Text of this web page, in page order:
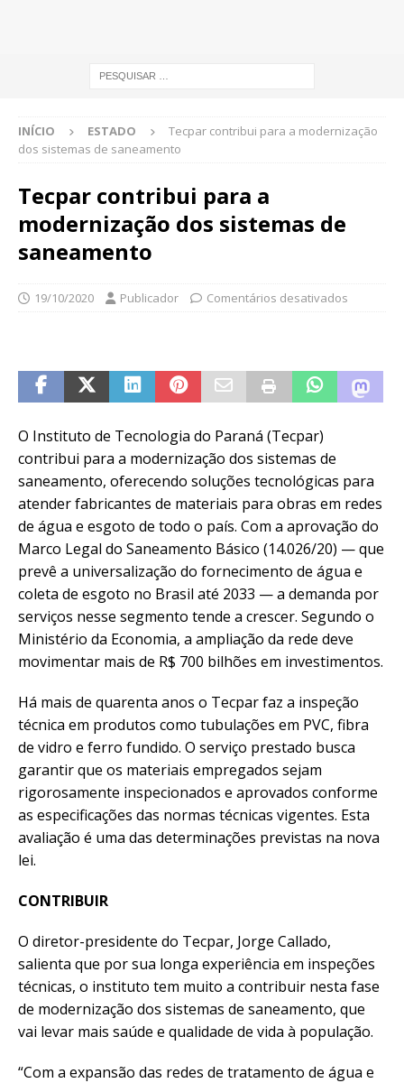
INÍCIO ESTADO
Tecpar contribui para a modernização
dos sistemas de saneamento
Tecpar contribui para a
modernização dos sistemas de
saneamento
19/10/2020 Publicador Comentários desativados
O Instituto de Tecnologia do Paraná (Tecpar)
contribui para a modernização dos sistemas de
saneamento, oferecendo soluções tecnológicas para
atender fabricantes de materiais para obras em redes
de água e esgoto de todo o país. Com a aprovação do
Marco Legal do Saneamento Básico (14.026/20) — que
prevê a universalização do fornecimento de água e
coleta de esgoto no Brasil até 2033 — a demanda por
serviços nesse segmento tende a crescer. Segundo o
Ministério da Economia, a ampliação da rede deve
movimentar mais de R$ 700 bilhões em investimentos.
Há mais de quarenta anos o Tecpar faz a inspeção
técnica em produtos como tubulações em PVC, fibra
de vidro e ferro fundido. O serviço prestado busca
garantir que os materiais empregados sejam
rigorosamente inspecionados e aprovados conforme
as especificações das normas técnicas vigentes. Esta
avaliação é uma das determinações previstas na nova
lei.
CONTRIBUIR
O diretor-presidente do Tecpar, Jorge Callado,
salienta que por sua longa experiência em inspeções
técnicas, o instituto tem muito a contribuir nesta fase
de modernização dos sistemas de saneamento, que
vai levar mais saúde e qualidade de vida à população.
“Com a expansão das redes de tratamento de água e